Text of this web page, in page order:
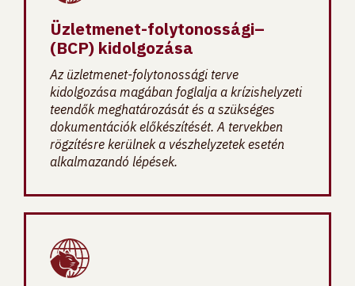
Üzletmenet-folytonossági–
(BCP) kidolgozása
Az üzletmenet-folytonossági terve
kidolgozása magában foglalja a krízishelyzeti
teendők meghatározását és a szükséges
dokumentációk előkészítését. A tervekben
rögzítésre kerülnek a vészhelyzetek esetén
alkalmazandó lépések.